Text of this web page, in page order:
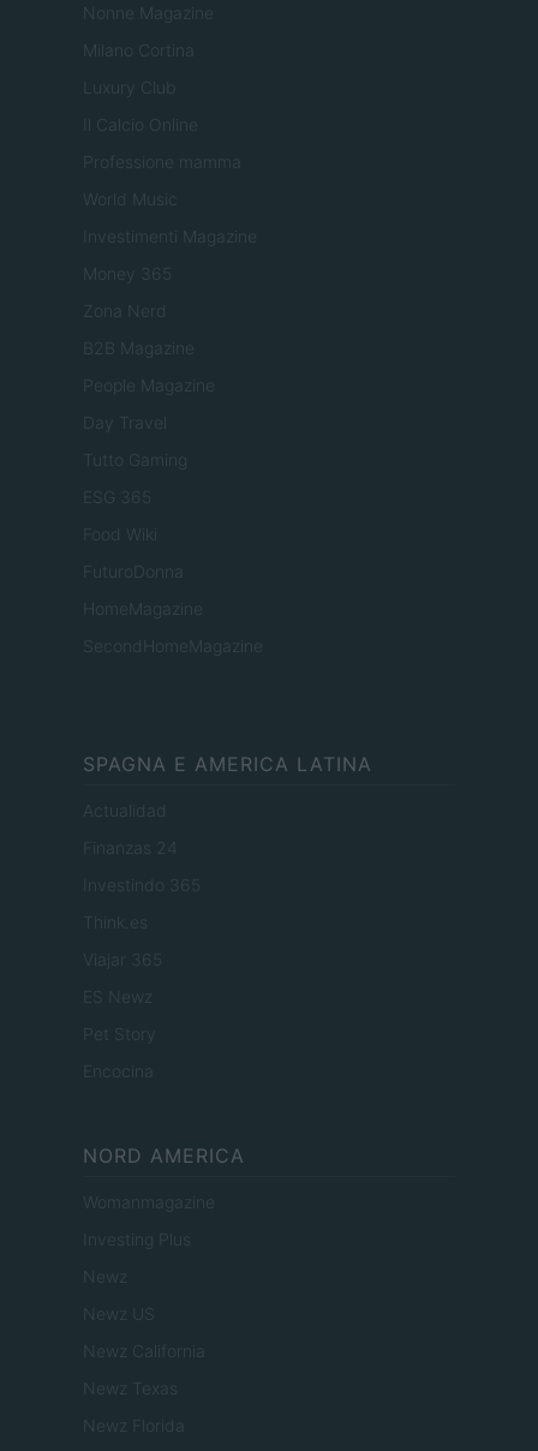
Nonne Magazine
Milano Cortina
Luxury Club
Il Calcio Online
Professione mamma
World Music
Investimenti Magazine
Money 365
Zona Nerd
B2B Magazine
People Magazine
Day Travel
Tutto Gaming
ESG 365
Food Wiki
FuturoDonna
HomeMagazine
SecondHomeMagazine
SPAGNA E AMERICA LATINA
Actualidad
Finanzas 24
Investindo 365
Think.es
Viajar 365
ES Newz
Pet Story
Encocina
NORD AMERICA
Womanmagazine
Investing Plus
Newz
Newz US
Newz California
Newz Texas
Newz Florida